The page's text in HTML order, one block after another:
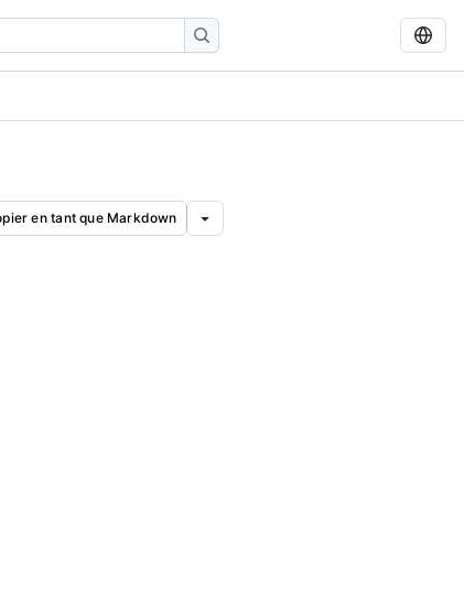
en tant que Markdown